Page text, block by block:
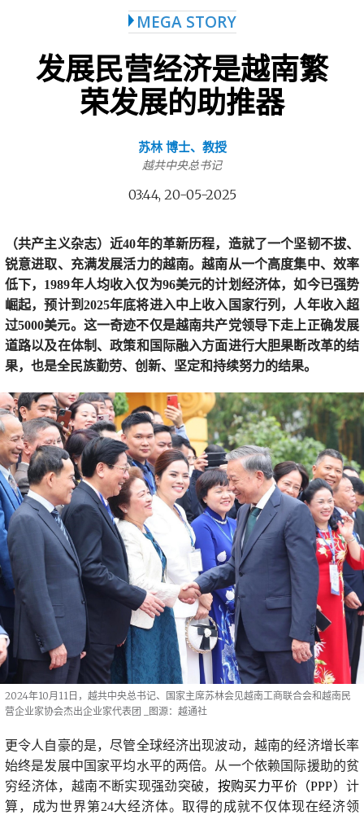
MEGA STORY
发展民营经济是越南繁
荣发展的助推器
苏林 博士、教授
越共中央总书记
03:44, 20-05-2025
（共产主义杂志）近40年的革新历程，造就了一个坚韧不拔、
锐意进取、充满发展活力的越南。越南从一个高度集中、效率
低下，1989年人均收入仅为96美元的计划经济体，如今已强势
崛起，预计到2025年底将进入中上收入国家行列，人年收入超
过5000美元。这一奇迹不仅是越南共产党领导下走上正确发展
道路以及在体制、政策和国际融入方面进行大胆果断改革的结
果，也是全民族勤劳、创新、坚定和持续努力的结果。
2024年10月11日，越共中央总书记、国家主席苏林会见越南工商联合会和越南民
营企业家协会杰出企业家代表团
_图源：越通社
更令人自豪的是，尽管全球经济出现波动，越南的经济增长率
始终是发展中国家平均水平的两倍。从一个依赖国际援助的贫
穷经济体，越南不断实现强劲突破， 按购买力平价（PPP）计
算，成为世界第24大经济体。取得的成就不仅体现在经济领